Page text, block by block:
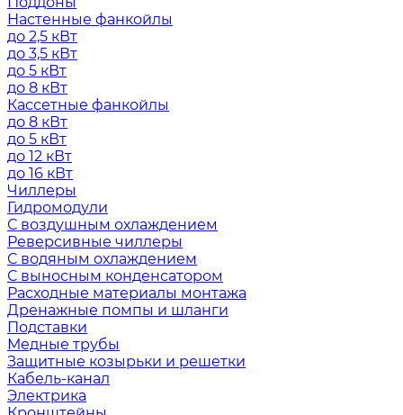
Настенные фанкойлы
до 2,5 кВт
до 3,5 кВт
до 5 кВт
до 8 кВт
Кассетные фанкойлы
до 8 кВт
до 5 кВт
до 12 кВт
до 16 кВт
Чиллеры
Гидромодули
С воздушным охлаждением
Реверсивные чиллеры
С водяным охлаждением
С выносным конденсатором
Расходные материалы монтажа
Дренажные помпы и шланги
Подставки
Медные трубы
Защитные козырьки и решетки
Кабель-канал
Электрика